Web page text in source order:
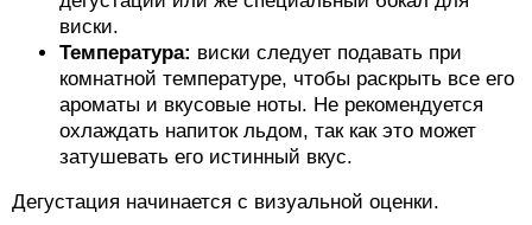
виски.
Температура: виски следует подавать при
комнатной температуре, чтобы раскрыть все его
ароматы и вкусовые ноты. Не рекомендуется
охлаждать напиток льдом, так как это может
затушевать его истинный вкус.
Дегустация начинается с визуальной оценки.